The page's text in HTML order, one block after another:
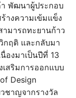
พัฒนาผู้ประกอบ
างความเข้มแข็ง
มารถทะยานก้าว
กฤติ และกลับมา
องมาเป็นปีที่ 13
สริมการออกแบบ
Design
ชาญจากรางวัล